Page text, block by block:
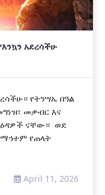
አደረሳችሁ
የትንሣኤ በዓል
መቃብር እና
ናቸው። ወደ
ማኅተም የጠላት
April 11, 2026